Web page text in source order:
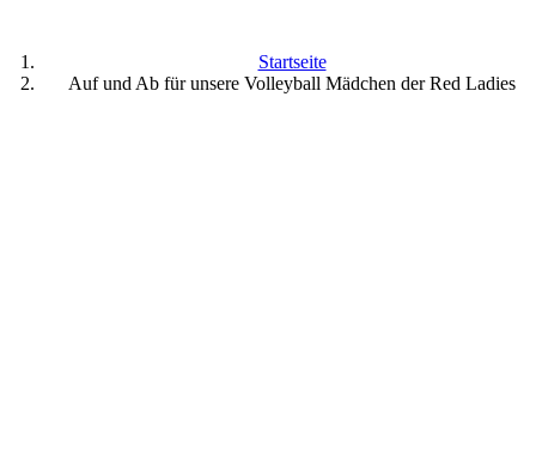
Startseite
Auf und Ab für unsere Volleyball Mädchen der Red Ladies